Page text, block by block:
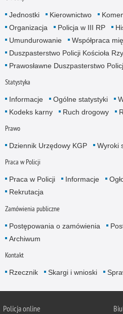
Jednostki Kierownictwo
Organizacja
Policja w III RP
Umundurowanie
Współpraca
Duszpasterstwo Policji Kościoła
Prawosławne Duszpasterstwo
Statystyka
Informacje Ogólne statystyki
Kodeks karny
Ruch drogowy
Prawo
Dziennik Urzędowy KGP Wyroki
Praca w Policji
Praca w Policji Informacje
Rekrutacja
Zamówienia publiczne
Postępowania o zamówienia
Archiwum
Kontakt
Rzecznik Skargi i wnioski
Policjaonline